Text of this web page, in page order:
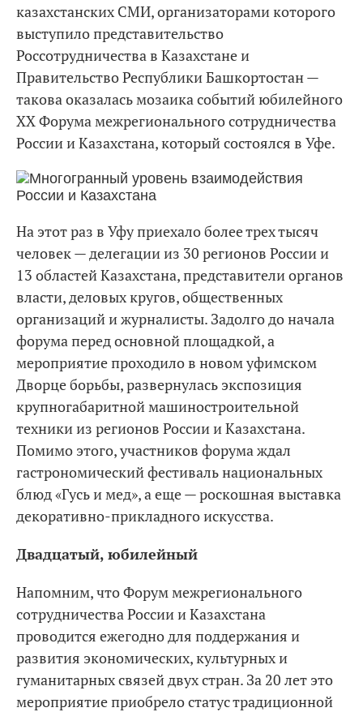
казахстанских СМИ, организаторами которого
выступило представительство
Россотрудничества в Казахстане и
Правительство Республики Башкортостан —
такова оказалась мозаика событий юбилейного
XX Форума межрегионального сотрудничества
России и Казахстана, который состоялся в Уфе.
На этот раз в Уфу приехало более трех тысяч
человек — делегации из 30 регионов России и
13 областей Казахстана, представители органов
власти, деловых кругов, общественных
организаций и журналисты. Задолго до начала
форума перед основной площадкой, а
мероприятие проходило в новом уфимском
Дворце борьбы, развернулась экспозиция
крупногабаритной машиностроительной
техники из регионов России и Казахстана.
Помимо этого, участников форума ждал
гастрономический фестиваль национальных
блюд «Гусь и мед», а еще — роскошная выставка
декоративно-прикладного искусства.
Двадцатый, юбилейный
Напомним, что Форум межрегионального
сотрудничества России и Казахстана
проводится ежегодно для поддержания и
развития экономических, культурных и
гуманитарных связей двух стран. За 20 лет это
мероприятие приобрело статус традиционной